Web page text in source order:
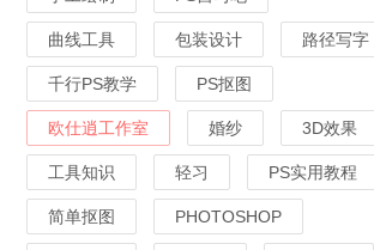
曲线工具 包装设计 路径写字
千行PS教学 PS抠图
欧仕逍工作室 婚纱 3D效果
工具知识 轻习 PS实用教程
简单抠图 PHOTOSHOP